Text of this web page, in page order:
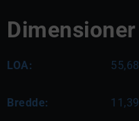
Dimensioner
LOA: 55,68
Bredde: 11,39